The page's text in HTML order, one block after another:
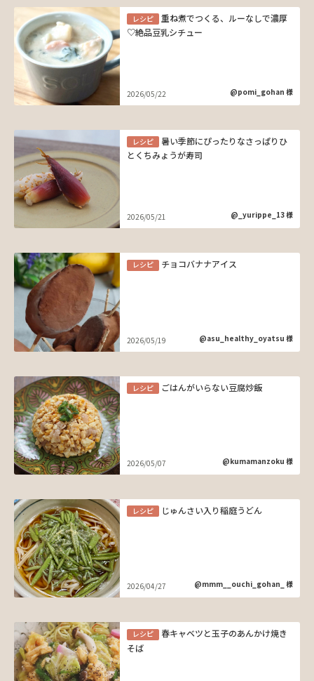
レシピ
重ね煮でつくる、ルーなしで濃厚
♡絶品豆乳シチュー
2026/05/22 @pomi_gohan 様
レシピ
暑い季節にぴったりなさっぱりひ
とくちみょうが寿司
2026/05/21 @_yurippe_13 様
レシピ チョコバナナアイス
2026/05/19 @asu_healthy_oyatsu 様
レシピ ごはんがいらない豆腐炒飯
2026/05/07 @kumamanzoku 様
レシピ じゅんさい入り稲庭うどん
2026/04/27 @mmm__ouchi_gohan_ 様
レシピ
春キャベツと玉子のあんかけ焼き
そば